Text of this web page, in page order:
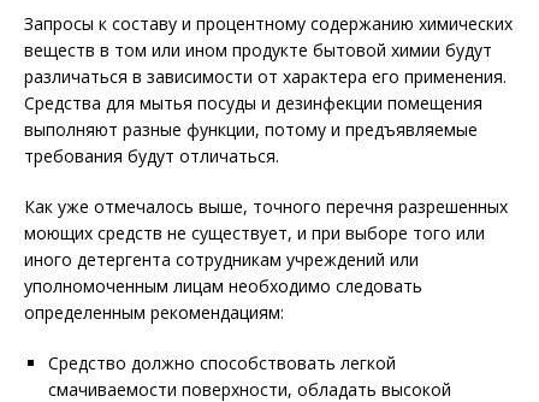
Запросы к составу и процентному содержанию химических
веществ в том или ином продукте бытовой химии будут
различаться в зависимости от характера его применения.
Средства для мытья посуды и дезинфекции помещения
выполняют разные функции, потому и предъявляемые
требования будут отличаться.
Как уже отмечалось выше, точного перечня разрешенных
моющих средств не существует, и при выборе того или
иного детергента сотрудникам учреждений или
уполномоченным лицам необходимо следовать
определенным рекомендациям:
Средство должно способствовать легкой
смачиваемости поверхности, обладать высокой